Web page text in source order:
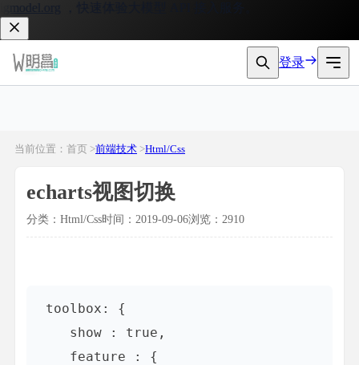
，快速体验大模型 API 接入服务。
登录
当前位置：首页 >前端技术 >Html/Css
echarts视图切换
分类：Html/Css时间：2019-09-06浏览：2910